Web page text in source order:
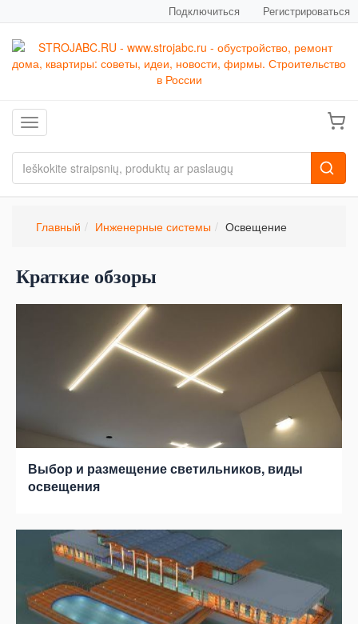
Подключиться Регистрироваться
Toggle navigation
Главный Инженерные системы Освещение
Краткие обзоры
Выбор и размещение светильников, виды
освещения